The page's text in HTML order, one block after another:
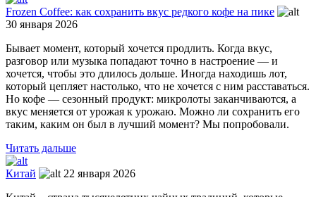
Frozen Coffee: как сохранить вкус редкого кофе на пике
30 января 2026
Бывает момент, который хочется продлить. Когда вкус,
разговор или музыка попадают точно в настроение — и
хочется, чтобы это длилось дольше. Иногда находишь лот,
который цепляет настолько, что не хочется с ним расставаться.
Но кофе — сезонный продукт: микролоты заканчиваются, а
вкус меняется от урожая к урожаю. Можно ли сохранить его
таким, каким он был в лучший момент? Мы попробовали.
Читать дальше
Китай
22 января 2026